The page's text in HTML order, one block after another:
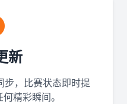
新
步，比赛状态即时提
精彩瞬间。